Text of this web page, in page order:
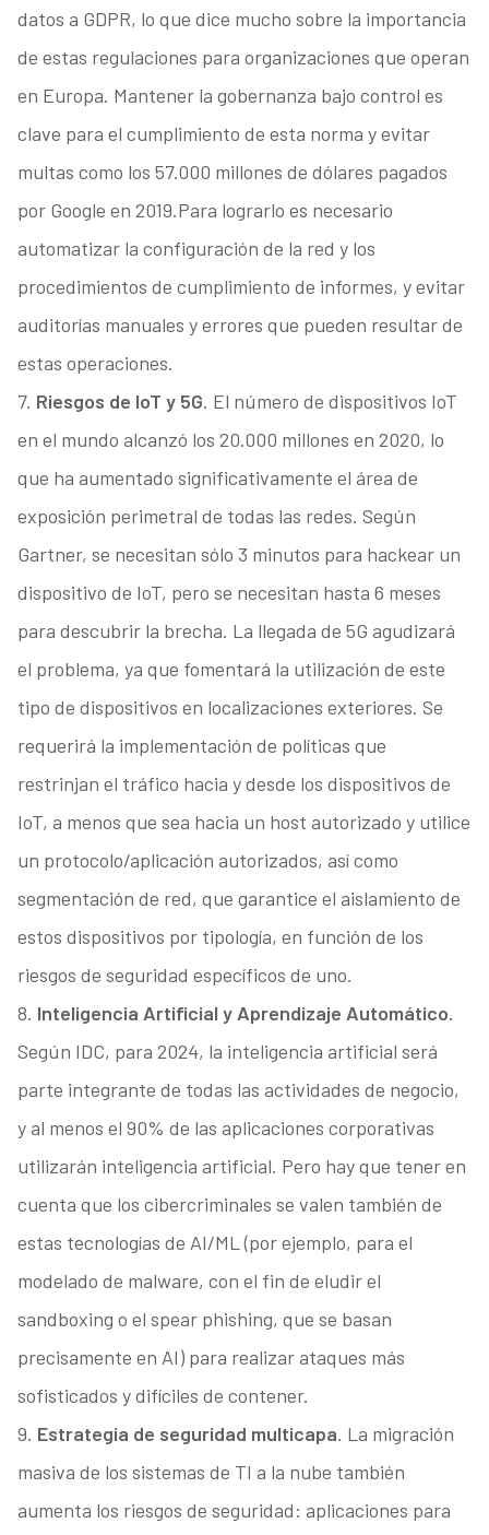
datos a GDPR, lo que dice mucho sobre la importancia
de estas regulaciones para organizaciones que operan
en Europa. Mantener la gobernanza bajo control es
clave para el cumplimiento de esta norma y evitar
multas como los 57.000 millones de dólares pagados
por Google en 2019.Para lograrlo es necesario
automatizar la configuración de la red y los
procedimientos de cumplimiento de informes, y evitar
auditorías manuales y errores que pueden resultar de
estas operaciones.
7. Riesgos de IoT y 5G. El número de dispositivos IoT
en el mundo alcanzó los 20.000 millones en 2020, lo
que ha aumentado significativamente el área de
exposición perimetral de todas las redes. Según
Gartner, se necesitan sólo 3 minutos para hackear un
dispositivo de IoT, pero se necesitan hasta 6 meses
para descubrir la brecha. La llegada de 5G agudizará
el problema, ya que fomentará la utilización de este
tipo de dispositivos en localizaciones exteriores. Se
requerirá la implementación de políticas que
restrinjan el tráfico hacia y desde los dispositivos de
IoT, a menos que sea hacia un host autorizado y utilice
un protocolo/aplicación autorizados, así como
segmentación de red, que garantice el aislamiento de
estos dispositivos por tipología, en función de los
riesgos de seguridad específicos de uno.
8. Inteligencia Artificial y Aprendizaje Automático.
Según IDC, para 2024, la inteligencia artificial será
parte integrante de todas las actividades de negocio,
y al menos el 90% de las aplicaciones corporativas
utilizarán inteligencia artificial. Pero hay que tener en
cuenta que los cibercriminales se valen también de
estas tecnologías de AI/ML (por ejemplo, para el
modelado de malware, con el fin de eludir el
sandboxing o el spear phishing, que se basan
precisamente en AI) para realizar ataques más
sofisticados y difíciles de contener.
9. Estrategia de seguridad multicapa. La migración
masiva de los sistemas de TI a la nube también
aumenta los riesgos de seguridad: aplicaciones para